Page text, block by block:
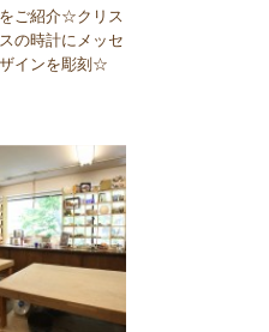
ご紹介☆クリス
の時計にメッセ
インを彫刻☆